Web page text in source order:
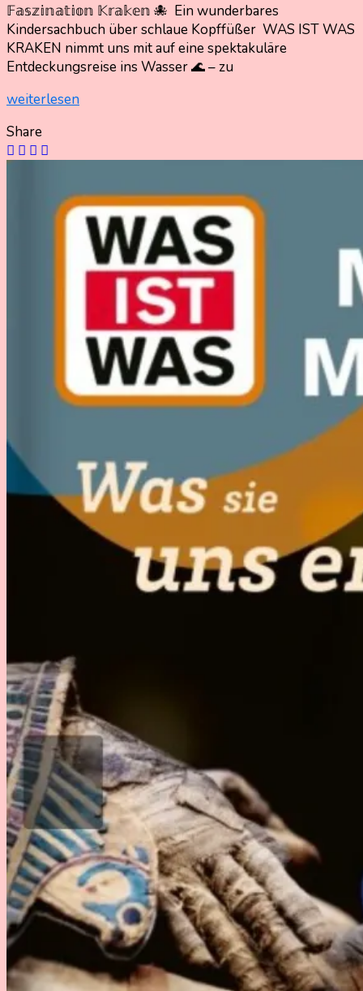
19.
Oktober
202519.
2025
Nadine
Kammer
𝔽𝕒𝕤𝕫𝕚𝕟𝕒𝕥𝕚𝕠𝕟 𝕂𝕣𝕒𝕜𝕖𝕟 🐙 Ein wunderbares
Kindersachbuch über schlaue Kopffüßer WAS IST WAS
KRAKEN nimmt uns mit auf eine spektakuläre
Entdeckungsreise ins Wasser 🌊 – zu
weiterlesen
Share